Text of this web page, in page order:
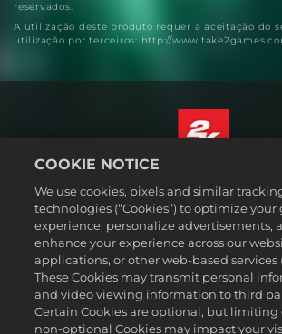
reservados.
A utilização deste produto requer a aceitação do
utilização por terceiros: http://
Termos legais
Política de Privacidade
Política de Cookies
Suporte
Não vender nem compartilhar minhas
Consulta de pedidos e
Português - Brasil
COOKIE NOTICE
We use cookies, pixels and similar
technologies (“Cookies”) to optimize your
experience, personalize advertisements,
enhance your experience across our
applications, or other web-based services
These Cookies may transmit personal
and video viewing information to third
Certain Cookies are optional, but
non-optional Cookies may impact your